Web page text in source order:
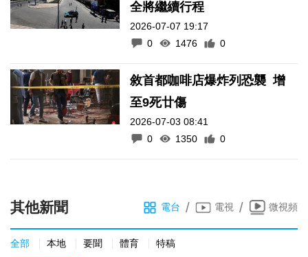
全將繼續行程
2026-07-07 19:17
0
1476 0
敘首都咖啡店爆炸列恐襲 增
至9死廿傷
2026-07-03 08:41
0
1350 0
其他新聞 電台 / 電視 / 微視頻
全部 本地 要聞 體育 特稿